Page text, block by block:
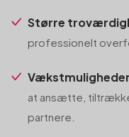
Større
professionelt
at ansætte,
partnere.